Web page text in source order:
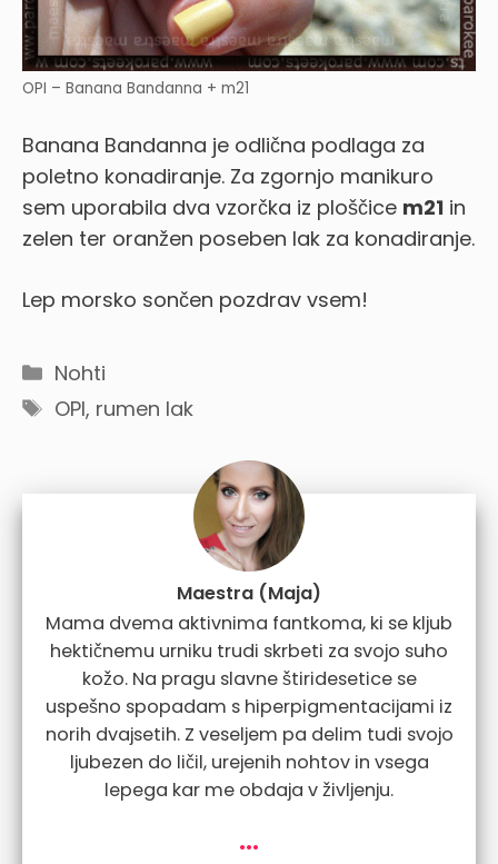
OPI – Banana Bandanna + m21
Banana Bandanna je odlična podlaga za
poletno konadiranje. Za zgornjo manikuro
sem uporabila dva vzorčka iz ploščice m21 in
zelen ter oranžen poseben lak za konadiranje.
Lep morsko sončen pozdrav vsem!
Categories
Nohti
Tags
OPI, rumen lak
Maestra (Maja)
Mama dvema aktivnima fantkoma, ki se kljub
hektičnemu urniku trudi skrbeti za svojo suho
kožo. Na pragu slavne štiridesetice se
uspešno spopadam s hiperpigmentacijami iz
norih dvajsetih. Z veseljem pa delim tudi svojo
ljubezen do ličil, urejenih nohtov in vsega
lepega kar me obdaja v življenju.
...